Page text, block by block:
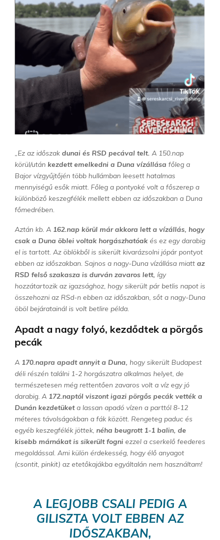
„Ez az időszak dunai és RSD pecával telt. A 150.nap
körül/után kezdett emelkedni a Duna vízállása főleg a
Bajor vízgyűjtőjén több hullámban leesett hatalmas
mennyiségű esők miatt. Főleg a pontyoké volt a főszerep a
különböző keszegfélék mellett ebben az időszakban a Duna
főmedrében.
Aztán kb. A 162.nap körül már akkora lett a vízállás, hogy
csak a Duna öblei voltak horgászhatóak és ez egy darabig
el is tartott. Az öblökből is sikerült kivarázsolni jópár pontyot
ebben az időszakban. Sajnos a nagy-Duna vízállása miatt az
RSD felső szakasza is durván zavaros lett, így
hozzátartozik az igazsághoz, hogy sikerült pár betlis napot is
összehozni az RSd-n ebben az időszakban, sőt a nagy-Duna
öböl bejáratainál is volt betlire példa.
Apadt a nagy folyó, kezdődtek a pörgős
pecák
A 170.napra apadt annyit a Duna, hogy sikerült Budapest
déli részén találni 1-2 horgászatra alkalmas helyet, de
természetesen még rettentően zavaros volt a víz egy jó
darabig. A 172.naptól viszont igazi pörgős pecák vették a
Dunán kezdetüketa lassan apadó vízen a parttól 8-12
méteres távolságokban a fák között. Rengeteg paduc és
egyéb keszegfélék jöttek, néha beugrott 1-1 balin, de
kisebb márnákat is sikerült fogni ezzel a cserkelő feederes
megoldással. Ami külön érdekesség, hogy élő anyagot
(csontit, pinkit) az etetőkajákba egyáltalán nem használtam!
A LEGJOBB CSALI PEDIG A
GILISZTA VOLT EBBEN AZ
IDŐSZAKBAN,